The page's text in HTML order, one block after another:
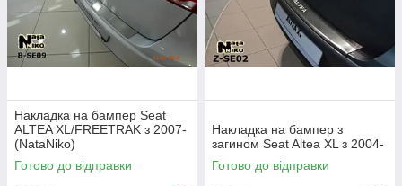
Накладка на бампер Seat
ALTEA XL/FREETRAK з 2007-
(NataNiko)
Готово до відправки
Накладка на бампер з
загином Seat Altea XL з 2004-
Готово до відправки